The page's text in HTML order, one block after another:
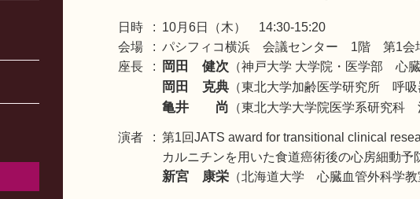
日時
10月6日（木） 14:30-15:20
会場
パシフィコ横浜 会議センター 1階 第1会
座長
岡田 健次 （神戸大学 大学院・医学部 心
岡田 克典 （東北大学加齢医学研究所 呼
亀井 尚 （東北大学大学院医学系研究科
演者
第1回JATS award for transitional clinical
カルニチンを用いた食道癌術後の心房細動予
新宮 康栄 （北海道大学 心臓血管外科学教